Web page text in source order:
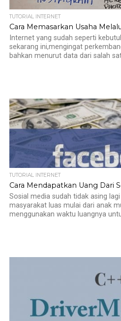
TUTORIAL INTERNET
Cara Memasarkan Usaha
Internet yang sudah seperti
sekarang ini,mengingat
bahkan menurut data dari salah
TUTORIAL INTERNET
Cara Mendapatkan Uang Dari
Sosial media sudah tidak asing
masyarakat luas mulai dari anak
menggunakan waktu luangnya